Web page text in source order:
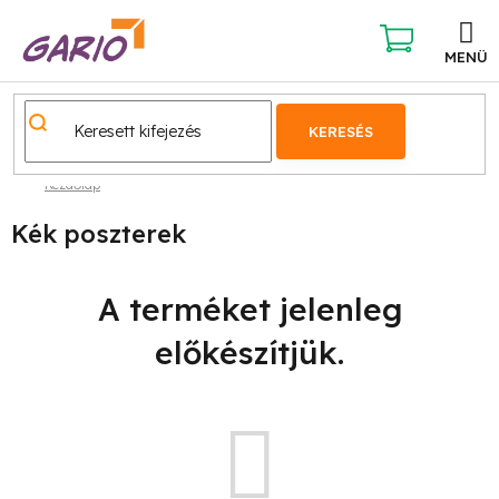
KERESÉS
KOSÁR
Kezdőlap
Kék poszterek
A terméket jelenleg
előkészítjük.